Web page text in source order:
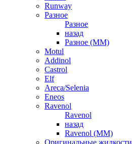
Runway
Разное
Разное
назад
Разное (ММ)
Motul
Addinol
Castrol
Elf
Areca/Selenia
Eneos
Ravenol
Ravenol
назад
Ravenol (ММ)
Оригинальные жидкости